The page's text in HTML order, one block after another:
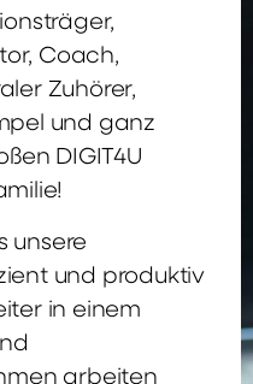
Coach,
Zuhörer,
und ganz
DIGIT4U
unsere
und produktiv
in einem
arbeiten